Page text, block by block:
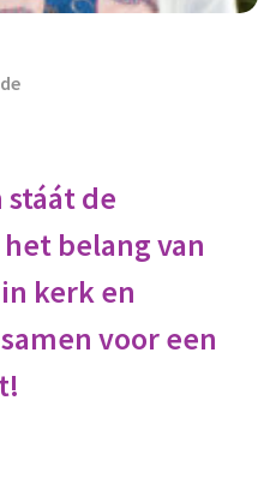
stáát de
belang van
kerk en
voor een